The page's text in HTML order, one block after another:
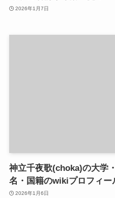
2026年1月7日
神立千夜歌(choka)の大学
名・国籍のwikiプロフィー
2026年1月6日